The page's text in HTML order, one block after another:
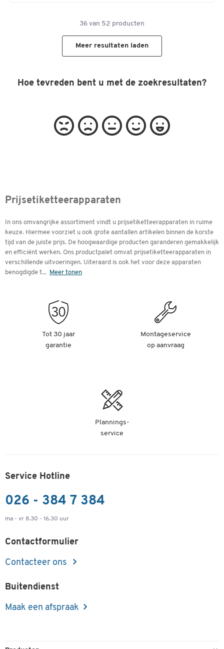
36 van 52 producten
Meer resultaten laden
Hoe tevreden bent u met de zoekresultaten?
Prijsetiketteerapparaten
In ons omvangrijke assortiment vindt u prijsetiketteerapparaten in ruime
keuze. Hiermee voorziet u ook grote aantallen artikelen binnen de korste
tijd van de juiste prijs. De hoogwaardige producten garanderen gemakkelijk
en efficiënt werken. Ons productpalet omvat prijsetiketteerapparaten in
verschillende uitvoeringen. Uiteraard is ook het voor deze apparaten
benogdigde t... Meer tonen
Tot 30 jaar
garantie
Montageservice
op aanvraag
Plannings-
service
Service Hotline
026 - 384 7 384
ma - vr 8.30 - 16.30 uur
Contactformulier
Contacteer ons
Buitendienst
Maak een afspraak